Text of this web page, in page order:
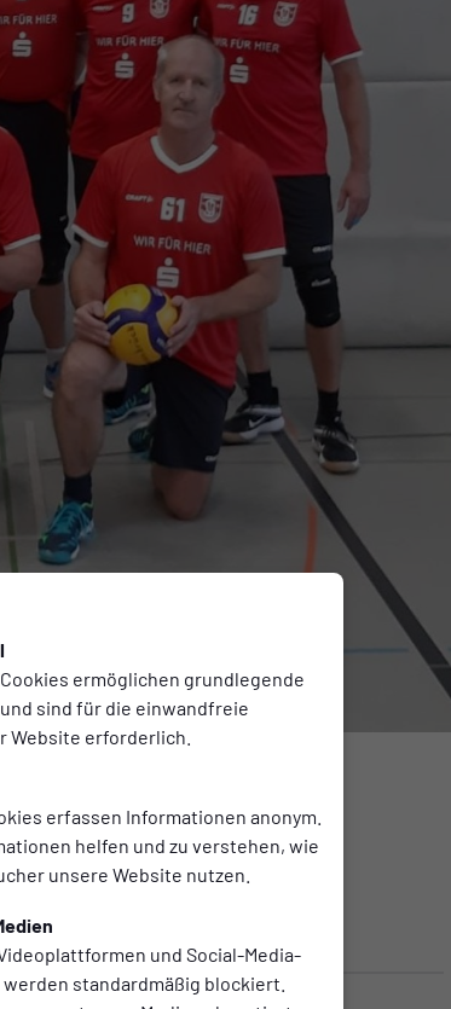
ermöglichen grundlegende
sind für die einwandfreie
Website erforderlich.
erfassen Informationen anonym.
helfen und zu verstehen, wie
unsere Website nutzen.
und Social-Media-
standardmäßig blockiert.